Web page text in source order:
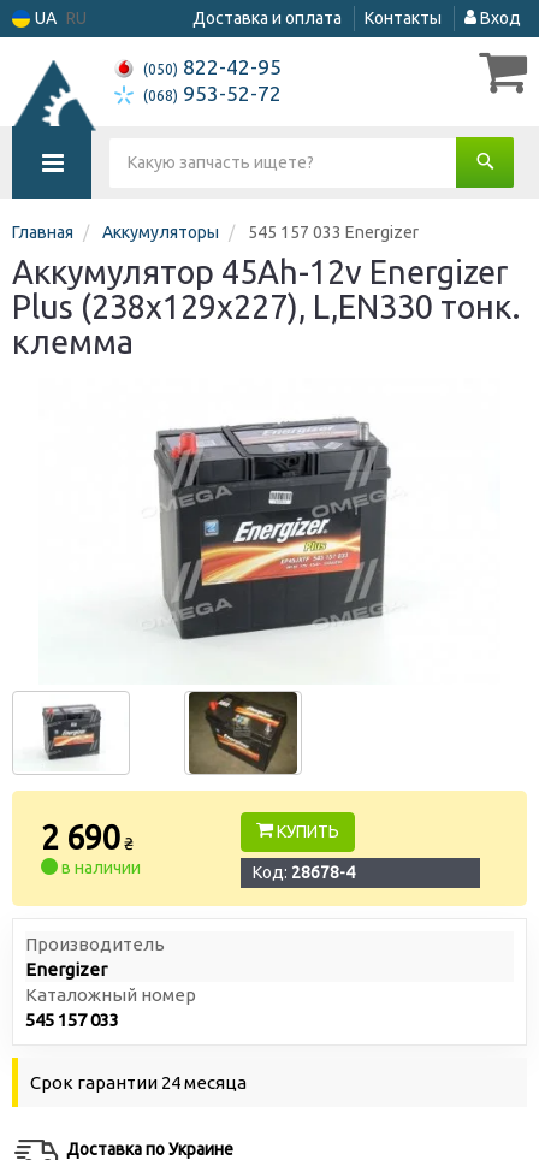
UA RU Доставка и оплата Контакты Вход
(050) 822-42-95
(068) 953-52-72
Главная Аккумуляторы 545 157 033 Energizer
Аккумулятор 45Ah-12v Energizer
Plus (238х129х227), L,EN330 тонк.
клемма
2 690₴
в наличии
КУПИТЬ
Код: 28678-4
Производитель
Energizer
Каталожный номер
545 157 033
Срок гарантии 24 месяца
Доставка по Украине